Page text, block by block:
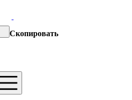
Скопировать